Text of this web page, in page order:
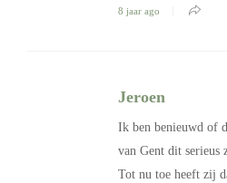
8 jaar ago
Jeroen
Ik ben benieuwd of
van Gent dit serieus
Tot nu toe heeft zij